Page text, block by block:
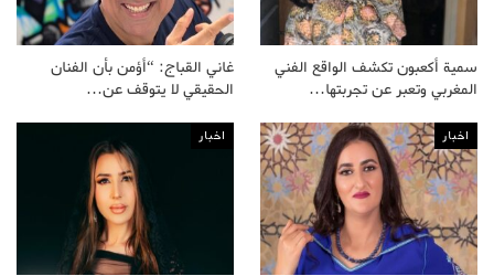
سمية أكعبون تكشف الواقع الفني
المغربي وتعبر عن تجربتها…
غاني القباج: “أؤمن بأن الفنان
الحقيقي لا يتوقف عن…
اخبار اخبار